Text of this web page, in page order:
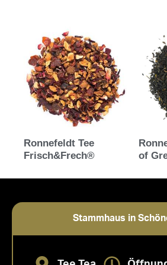
Ronnefeldt Tee
Frisch&Frech®
of
Stammhaus in